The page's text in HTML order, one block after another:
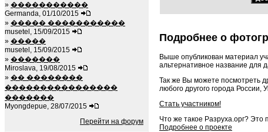
» �����������
Germanda, 01/10/2015
» ����� �����������
musetel, 15/09/2015
» �����
musetel, 15/09/2015
» �������
Miroslava, 19/08/2015
» �� ��������
����������������
�������
Myongdepue, 28/07/2015
Перейти на форум
Подробнее о
Выше опубликован материал
альтернативное название для
Так же Вы можете посмотреть
любого другого города России,
Стать участником!
Что же такое Разруха.орг? Это
Подробнее о проекте